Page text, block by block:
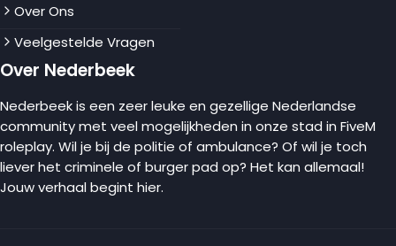
Over Ons
Veelgestelde Vragen
Over Nederbeek
Nederbeek is een zeer leuke en gezellige Nederlandse
community met veel mogelijkheden in onze stad in FiveM
roleplay. Wil je bij de politie of ambulance? Of wil je toch
liever het criminele of burger pad op? Het kan allemaal!
Jouw verhaal begint hier.